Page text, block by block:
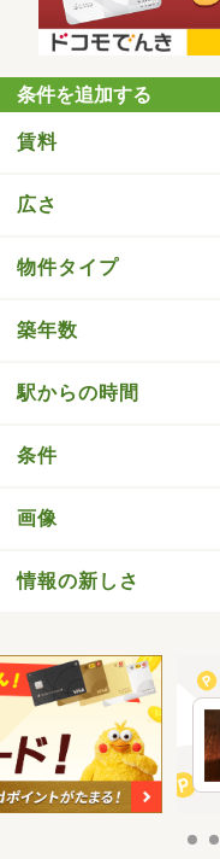
条件を追加する
賃料
広さ
物件タイプ
築年数
駅からの時間
条件
画像
情報の新しさ